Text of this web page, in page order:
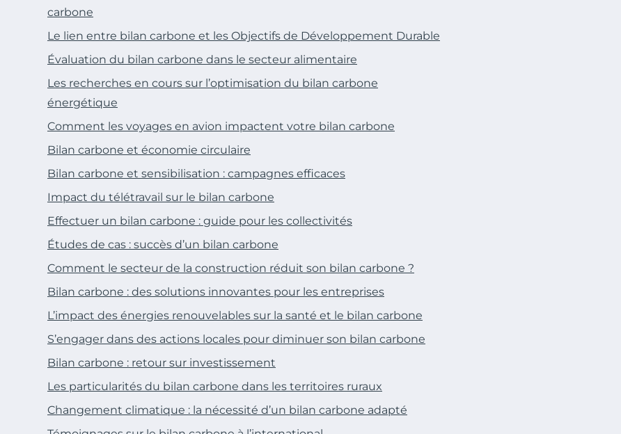
carbone
Le lien entre bilan carbone et les Objectifs de Développement Durable
Évaluation du bilan carbone dans le secteur alimentaire
Les recherches en cours sur l’optimisation du bilan carbone
énergétique
Comment les voyages en avion impactent votre bilan carbone
Bilan carbone et économie circulaire
Bilan carbone et sensibilisation : campagnes efficaces
Impact du télétravail sur le bilan carbone
Effectuer un bilan carbone : guide pour les collectivités
Études de cas : succès d’un bilan carbone
Comment le secteur de la construction réduit son bilan carbone ?
Bilan carbone : des solutions innovantes pour les entreprises
L’impact des énergies renouvelables sur la santé et le bilan carbone
S’engager dans des actions locales pour diminuer son bilan carbone
Bilan carbone : retour sur investissement
Les particularités du bilan carbone dans les territoires ruraux
Changement climatique : la nécessité d’un bilan carbone adapté